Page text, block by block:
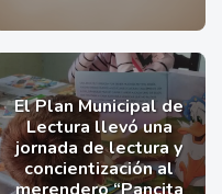
El Plan Municipal de
Lectura llevó una
jornada de lectura y
concientización al